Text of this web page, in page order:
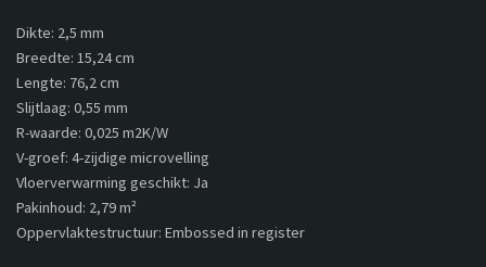
Dikte: 2,5 mm
Breedte: 15,24 cm
Lengte: 76,2 cm
Slijtlaag: 0,55 mm
R-waarde: 0,025 m2K/W
V-groef: 4-zijdige microvelling
Vloerverwarming geschikt: Ja
Pakinhoud: 2,79 m²
Oppervlaktestructuur: Embossed in register